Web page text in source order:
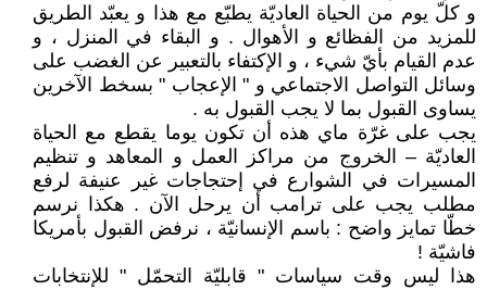
و كلّ يوم من الحياة العاديّة يطبّع مع هذا و يعبّد الطريق
للمزيد من الفظائع و الأهوال . و البقاء في المنزل ، و
عدم القيام بأيّ شيء ، و الإكتفاء بالتعبير عن الغضب على
وسائل التواصل الاجتماعي و " الإعجاب " بسخط الآخرين
يساوى القبول بما لا يجب القبول به .
يجب على غرّة ماي هذه أن تكون يوما يقطع مع الحياة
العاديّة – الخروج من مراكز العمل و المعاهد و تنظيم
المسيرات في الشوارع في إحتجاجات غير عنيفة لرفع
مطلب يجب على ترامب أن يرحل الآن . هكذا نرسم
خطّا تمايز واضح : باسم الإنسانيّة ، نرفض القبول بأمريكا
فاشيّة !
هذا ليس وقت سياسات " قابليّة التحمّل " للإنتخابات